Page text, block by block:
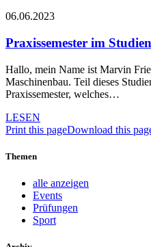
06.06.2023
Praxissemester im
Hallo, mein Name ist Marvin
Maschinenbau. Teil dieses
Praxissemester, welches…
LESEN
Print this pageDownload this
Themen
alle anzeigen
Events
Prüfungen
Sport